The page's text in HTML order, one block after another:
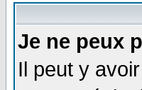
Je ne peux
Il peut y